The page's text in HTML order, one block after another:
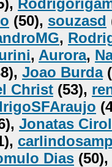
(50), souzasd
,
, Aurora,
Joao Burda
Christ (53),
Jonatas
Dias (50),